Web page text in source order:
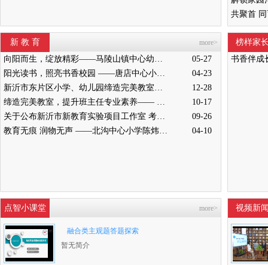
新 教 育 more>
向阳而生，绽放精彩——马陵山镇中心幼儿园迎接新沂教育局“缔造完美教室”评比验收
05-27
阳光读书，照亮书香校园 ——唐店中心小学举行“阳光读书会”启动仪式
04-23
新沂市东片区小学、幼儿园缔造完美教室暨班主任能力提升培训活动在高流镇中心小学举行
12-28
缔造完美教室，提升班主任专业素养—— 新沂市南片区小学、幼儿园缔造完美教室暨班主任培训活动举行
10-17
关于公布新沂市新教育实验项目工作室 考核结果的通知
09-26
教育无痕 润物无声 ——北沟中心小学陈炜炜老师教学侧记
04-10
榜样家
书香伴
点智小课堂 more>
融合类主观题答题探索
暂无简介
视频新